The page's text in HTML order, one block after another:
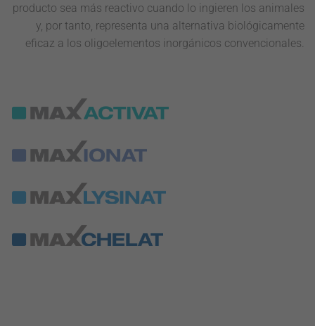
producto sea más reactivo cuando lo ingieren los animales
y, por tanto, representa una alternativa biológicamente
eficaz a los oligoelementos inorgánicos convencionales.